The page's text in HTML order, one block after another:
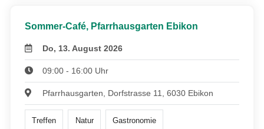
Sommer-Café, Pfarrhausgarten Ebikon
Do, 13. August 2026
09:00 - 16:00 Uhr
Pfarrhausgarten, Dorfstrasse 11, 6030 Ebikon
Treffen Natur Gastronomie